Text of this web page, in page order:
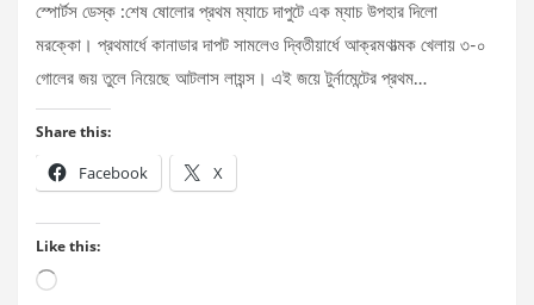
স্পোর্টস ডেস্ক :শেষ ষোলোর প্রথম ম্যাচে দাপুটে এক ম্যাচ উপহার দিলো
মরক্কো। প্রথমার্ধে কানাডার দাপট সামলেও দ্বিতীয়ার্ধে আক্রমণাত্মক খেলায় ৩-০
গোলের জয় তুলে নিয়েছে আটলাস লায়ন্স। এই জয়ে টুর্নামেন্টের প্রথম…
Share this:
Facebook X
Like this:
Loading…